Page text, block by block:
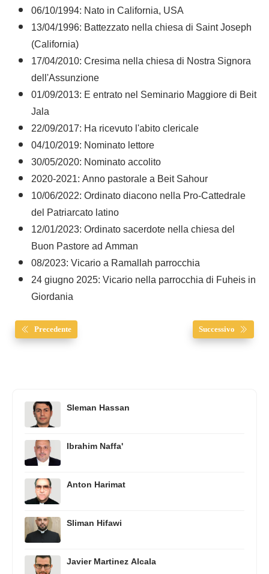
06/10/1994: Nato in California, USA
13/04/1996: Battezzato nella chiesa di Saint Joseph
(California)
17/04/2010: Cresima nella chiesa di Nostra Signora
dell'Assunzione
01/09/2013: E entrato nel Seminario Maggiore di Beit
Jala
22/09/2017: Ha ricevuto l'abito clericale
04/10/2019: Nominato lettore
30/05/2020: Nominato accolito
2020-2021: Anno pastorale a Beit Sahour
10/06/2022: Ordinato diacono nella Pro-Cattedrale
del Patriarcato latino
12/01/2023: Ordinato sacerdote nella chiesa del
Buon Pastore ad Amman
08/2023: Vicario a Ramallah parrocchia
24 giugno 2025: Vicario nella parrocchia di Fuheis in
Giordania
Precedente Successivo
Sleman Hassan
Ibrahim Naffa'
Anton Harimat
Sliman Hifawi
Javier Martinez Alcala